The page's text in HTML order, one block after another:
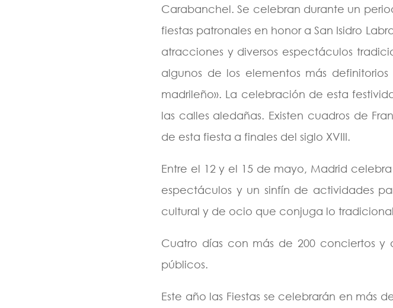
Carabanchel. Se celebran durante un
fiestas patronales en honor a San Isidro
atracciones y diversos espectáculos
algunos de los elementos más
madrileño». La celebración de esta
las calles aledañas. Existen cuadros de
de esta fiesta a finales del siglo XVIII.
Entre el 12 y el 15 de mayo, Madrid
espectáculos y un sinfín de actividades
cultural y de ocio que conjuga lo
Cuatro días con más de 200 conciertos y
públicos.
Este año las Fiestas se celebrarán en más